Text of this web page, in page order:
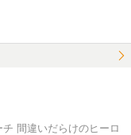
間違いだらけのヒーロ